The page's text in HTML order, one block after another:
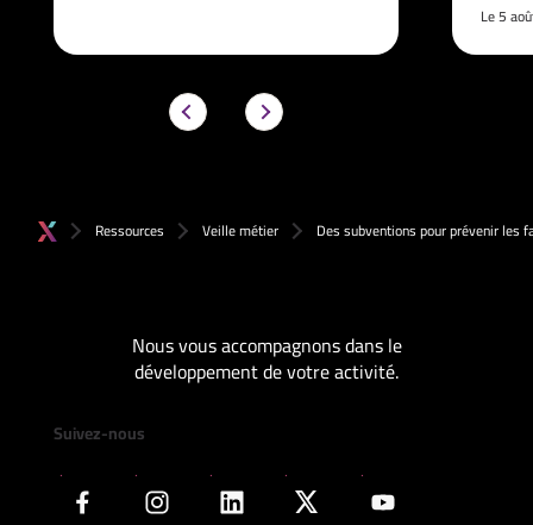
Le 5
Ressources Veille métier Des subventions pour prévenir les
Nous vous accompagnons dans le
développement de votre activité.
Suivez-nous